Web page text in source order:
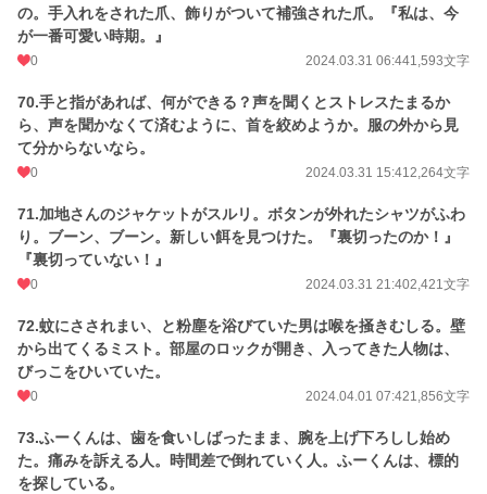
の。手入れをされた爪、飾りがついて補強された爪。『私は、今
が一番可愛い時期。』
0 2024.03.31 06:441,593文字
70.手と指があれば、何ができる？声を聞くとストレスたまるか
ら、声を聞かなくて済むように、首を絞めようか。服の外から見
て分からないなら。
0 2024.03.31 15:412,264文字
71.加地さんのジャケットがスルリ。ボタンが外れたシャツがふわ
り。ブーン、ブーン。新しい餌を見つけた。『裏切ったのか！』
『裏切っていない！』
0 2024.03.31 21:402,421文字
72.蚊にさされまい、と粉塵を浴びていた男は喉を掻きむしる。壁
から出てくるミスト。部屋のロックが開き、入ってきた人物は、
びっこをひいていた。
0 2024.04.01 07:421,856文字
73.ふーくんは、歯を食いしばったまま、腕を上げ下ろしし始め
た。痛みを訴える人。時間差で倒れていく人。ふーくんは、標的
を探している。